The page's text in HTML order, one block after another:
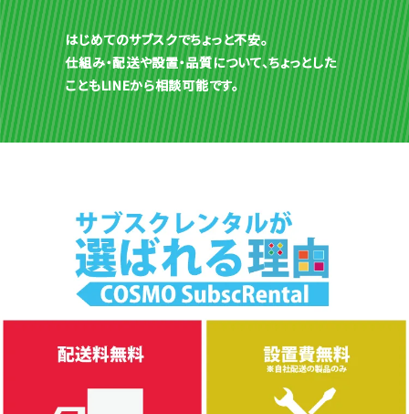
はじめてのサブスクでちょっと不安。
仕組み・配送や設置・品質について、ちょっとした
こともLINEから相談可能です。